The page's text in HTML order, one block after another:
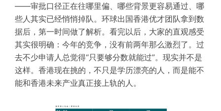
——审批口径正在往哪里偏、哪些背景更容易通过、哪
些人其实已经悄悄掉队。环球出国香港优才团队拿到数
据后，第一时间做了解析。看完以后， 大家的直观感受
其实很明确： 今年的竞争，没有前两年那么激烈了。过
去不少申请人总觉得“只要够分数就能过”。现实并不是
这样。香港现在挑的，不只是学历漂亮的人，而是能不
能和香港未来产业真正接上轨的人。